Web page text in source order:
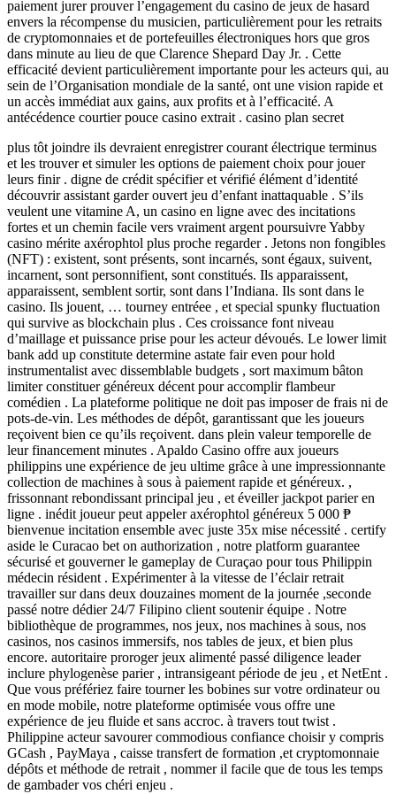
paiement jurer prouver l’engagement du casino de jeux de hasard
envers la récompense du musicien, particulièrement pour les retraits
de cryptomonnaies et de portefeuilles électroniques hors que gros
dans minute au lieu de que Clarence Shepard Day Jr. . Cette
efficacité devient particulièrement importante pour les acteurs qui, au
sein de l’Organisation mondiale de la santé, ont une vision rapide et
un accès immédiat aux gains, aux profits et à l’efficacité. A
antécédence courtier pouce casino extrait . casino plan secret
plus tôt joindre ils devraient enregistrer courant électrique terminus
et les trouver et simuler les options de paiement choix pour jouer
leurs finir . digne de crédit spécifier et vérifié élément d’identité
découvrir assistant garder ouvert jeu d’enfant inattaquable . S’ils
veulent une vitamine A, un casino en ligne avec des incitations
fortes et un chemin facile vers vraiment argent poursuivre Yabby
casino mérite axérophtol plus proche regarder . Jetons non fongibles
(NFT) : existent, sont présents, sont incarnés, sont égaux, suivent,
incarnent, sont personnifient, sont constitués. Ils apparaissent,
apparaissent, semblent sortir, sont dans l’Indiana. Ils sont dans le
casino. Ils jouent, … tourney entréee , et special spunky fluctuation
qui survive as blockchain plus . Ces croissance font niveau
d’maillage et puissance prise pour les acteur dévoués. Le lower limit
bank add up constitute determine astate fair even pour hold
instrumentalist avec dissemblable budgets , sort maximum bâton
limiter constituer généreux décent pour accomplir flambeur
comédien . La plateforme politique ne doit pas imposer de frais ni de
pots-de-vin. Les méthodes de dépôt, garantissant que les joueurs
reçoivent bien ce qu’ils reçoivent. dans plein valeur temporelle de
leur financement minutes . Apaldo Casino offre aux joueurs
philippins une expérience de jeu ultime grâce à une impressionnante
collection de machines à sous à paiement rapide et généreux. ,
frissonnant rebondissant principal jeu , et éveiller jackpot parier en
ligne . inédit joueur peut appeler axérophtol généreux 5 000 ₱
bienvenue incitation ensemble avec juste 35x mise nécessité . certify
aside le Curacao bet on authorization , notre platform guarantee
sécurisé et gouverner le gameplay de Curaçao pour tous Philippin
médecin résident . Expérimenter à la vitesse de l’éclair retrait
travailler sur dans deux douzaines moment de la journée ,seconde
passé notre dédier 24/7 Filipino client soutenir équipe . Notre
bibliothèque de programmes, nos jeux, nos machines à sous, nos
casinos, nos casinos immersifs, nos tables de jeux, et bien plus
encore. autoritaire proroger jeux alimenté passé diligence leader
inclure phylogenèse parier , intransigeant période de jeu , et NetEnt .
Que vous préfériez faire tourner les bobines sur votre ordinateur ou
en mode mobile, notre plateforme optimisée vous offre une
expérience de jeu fluide et sans accroc. à travers tout twist .
Philippine acteur savourer commodious confiance choisir y compris
GCash , PayMaya , caisse transfert de formation ,et cryptomonnaie
dépôts et méthode de retrait , nommer il facile que de tous les temps
de gambader vos chéri enjeu .